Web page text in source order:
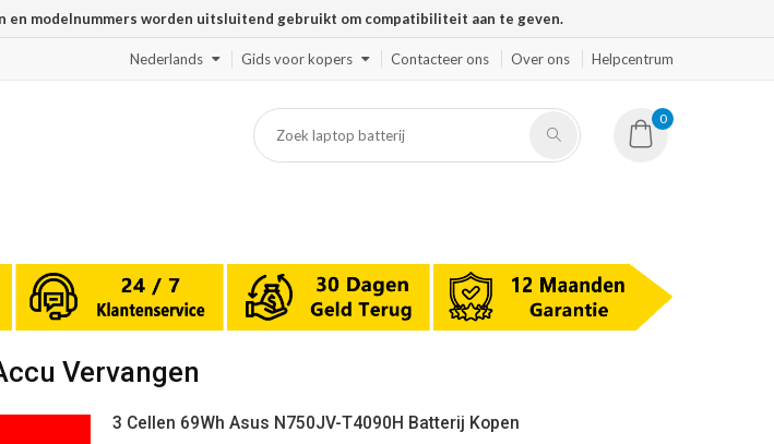
en modelnummers worden uitsluitend gebruikt om compatibiliteit aan te geven.
Nederlands Gids voor kopers Contacteer ons Over ons Helpcentrum
0
Vervangen
3 Cellen 69Wh Asus N750JV-T4090H Batterij Kopen